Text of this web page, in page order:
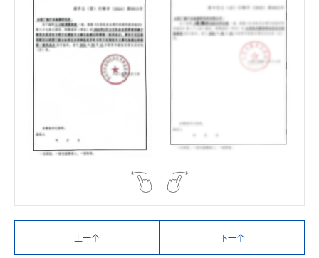
上一个 下一个